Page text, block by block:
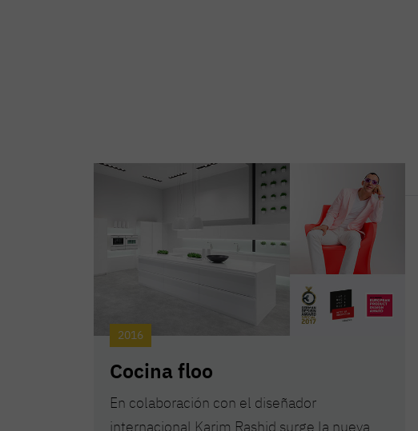
2016
Cocina floo
En colaboración con el diseñador
internacional Karim Rashid surge la nueva